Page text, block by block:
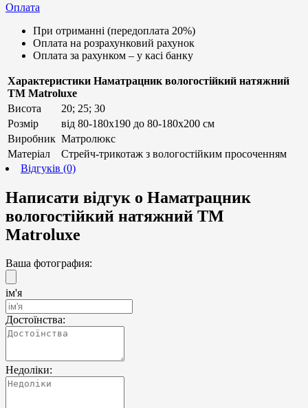
Оплата
При отриманні (передоплата 20%)
Оплата на розрахунковий рахунок
Оплата за рахунком – у касі банку
Характеристики Наматрацник вологостійкий натяжний
ТМ Matroluxe
Висота
20; 25; 30
Розмір
від 80-180х190 до 80-180х200 см
Виробник Матролюкс
Матеріал
Стрейч-трикотаж з вологостійким просоченням
Відгуків (0)
Написати відгук о Наматрацник
вологостійкий натяжний ТМ
Matroluxe
Ваша фотография:
ім'я
Достоїнства:
Недоліки: